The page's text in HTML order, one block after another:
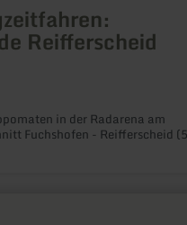
Reifferscheid
in der Radarena am
Fuchshofen - Reifferscheid